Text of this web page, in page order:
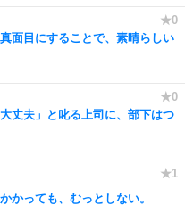
面目にすることで、素晴らしい
丈夫」と叱る上司に、部下はつ
かっても、むっとしない。